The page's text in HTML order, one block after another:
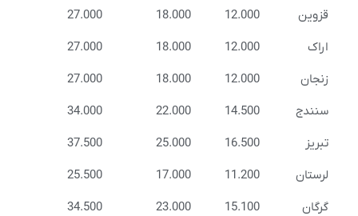
قزوین
12.000
18.000
27.000
اراک
12.000
18.000
27.000
زنجان
12.000
18.000
27.000
سنندج
14.500
22.000
34.000
تبریز
16.500
25.000
37.500
لرستان
11.200
17.000
25.500
گرگان
15.100
23.000
34.500